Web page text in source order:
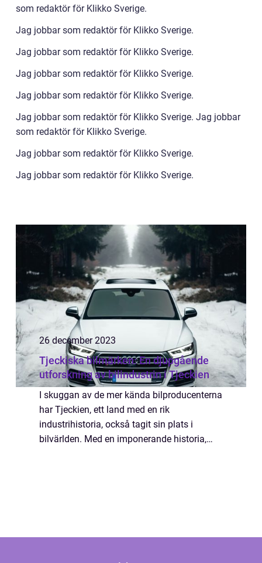
som redaktör för Klikko Sverige.
Jag jobbar som redaktör för Klikko Sverige.
Jag jobbar som redaktör för Klikko Sverige.
Jag jobbar som redaktör för Klikko Sverige.
Jag jobbar som redaktör för Klikko Sverige.
Jag jobbar som redaktör för Klikko Sverige. Jag jobbar
som redaktör för Klikko Sverige.
Jag jobbar som redaktör för Klikko Sverige.
Jag jobbar som redaktör för Klikko Sverige.
26 december 2023
Tjeckiska bilmärken: En djupgående
utforskning av bilindustrin i Tjeckien
I skuggan av de mer kända bilproducenterna
har Tjeckien, ett land med en rik
industrihistoria, också tagit sin plats i
bilvärlden. Med en imponerande historia,